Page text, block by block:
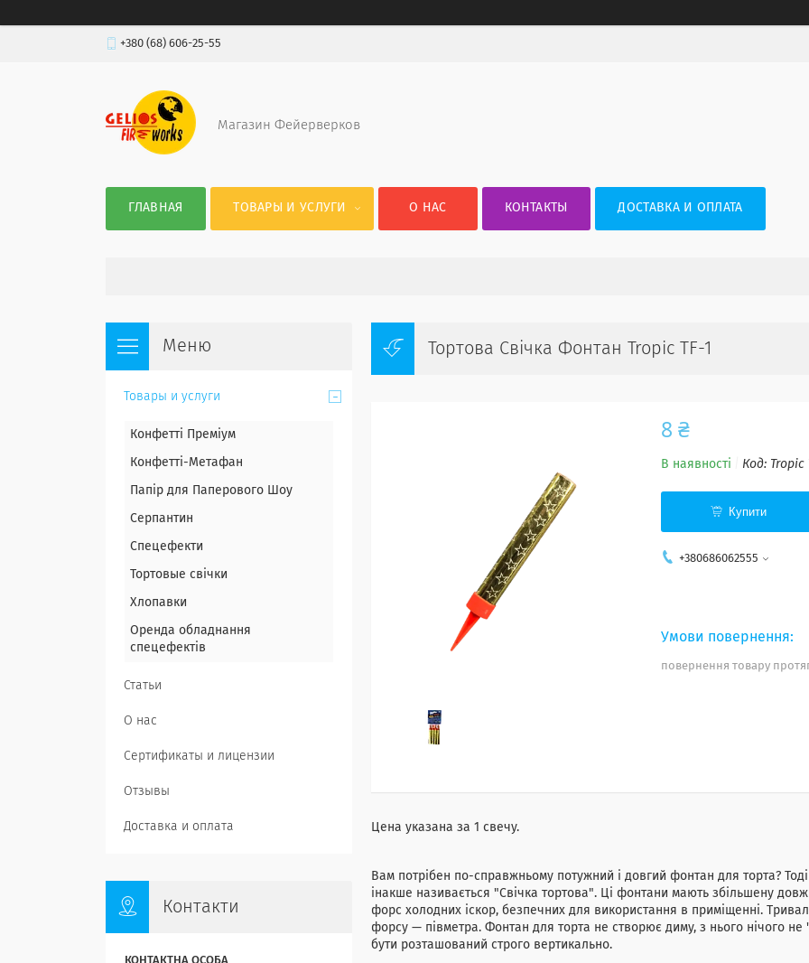
+380 (68) 606-25-55
Магазин Фейерверков
ГЛАВНАЯ ТОВАРЫ И УСЛУГИ О НАС КОНТАКТЫ ДОСТАВКА И ОПЛАТА
Тортова Свічка Фонтан Tropic TF-1
8 ₴
В наявності Код: Tropic
Купити
+380686062555
повернення товару
Цена указана за 1 свечу.
Вам потрібен по-справжньому потужний і довгий фонтан для торта?
інакше називається "Свічка тортова". Ці фонтани мають збільшену
форс холодних іскор, безпечних для використання в приміщенні.
форсу — півметра. Фонтан для торта не створює диму, з нього нічого
бути розташований строго вертикально.
Товары и услуги
Конфетті Преміум
Конфетті-Метафан
Папір для Паперового Шоу
Серпантин
Спецефекти
Тортовые свічки
Хлопавки
Оренда обладнання
спецефектів
Статьи
О нас
Сертификаты и лицензии
Отзывы
Доставка и оплата
Контакти